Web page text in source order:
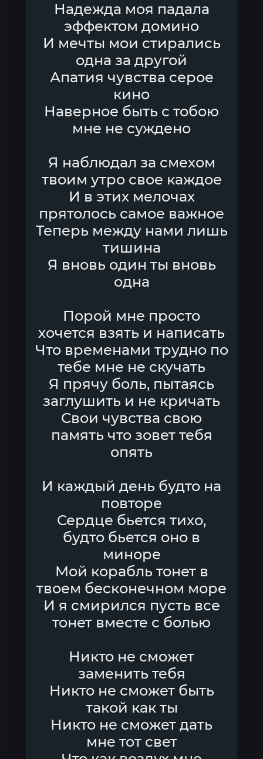
Надежда моя падала
эффектом домино
И мечты мои стирались
одна за другой
Апатия чувства серое
кино
Наверное быть с тобою
мне не суждено
Я наблюдал за смехом
твоим утро свое каждое
И в этих мелочах
прятолось самое важное
Теперь между нами лишь
тишина
Я вновь один ты вновь
одна
Порой мне просто
хочется взять и написать
Что временами трудно по
тебе мне не скучать
Я прячу боль, пытаясь
заглушить и не кричать
Свои чувства свою
память что зовет тебя
опять
И каждый день будто на
повторе
Сердце бьется тихо,
будто бьется оно в
миноре
Мой корабль тонет в
твоем бесконечном море
И я смирился пусть все
тонет вместе с болью
Никто не сможет
заменить тебя
Никто не сможет быть
такой как ты
Никто не сможет дать
мне тот свет